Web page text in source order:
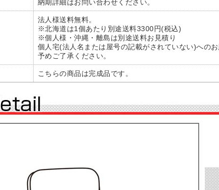
納期詳細はお問い合わせください。
法人様送料無料。
※北海道は1個あたり別途送料3300円(税込)
※個人様・沖縄・離島は別途送料お見積り
個人宅(法人名または屋号の記載がされていない)への
予めご了承ください。
こちらの商品は完成品です。